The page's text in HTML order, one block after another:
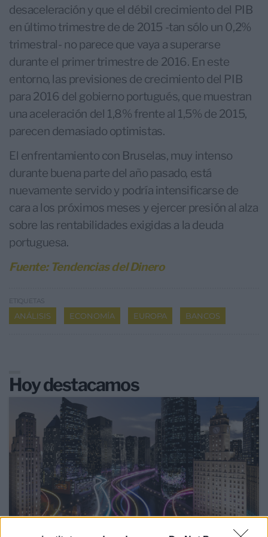
desaceleración y que el débil crecimiento del PIB
en último trimestre de de 2015 -tan sólo un 0,2%
trimestral- no parece que vaya a superarse
durante el primer trimestre de 2016. En este
entorno, las previsiones de crecimiento del PIB
para 2016 del gobierno portugués, que muestran
una aceleración del 1,8% frente al 1,5% de 2015,
parecen demasiado optimistas.
El enfrentamiento con Bruselas, muy intenso
durante buena parte del año pasado, está
nuevamente servido y podría intensificarse de
cara a los próximos meses y ejercer presión al alza
sobre las rentabilidades exigidas a la deuda
portuguesa.
Fuente: Tendencias del Dinero
ANÁLISIS ECONOMÍA EUROPA BANCOS
Hoy destacamos